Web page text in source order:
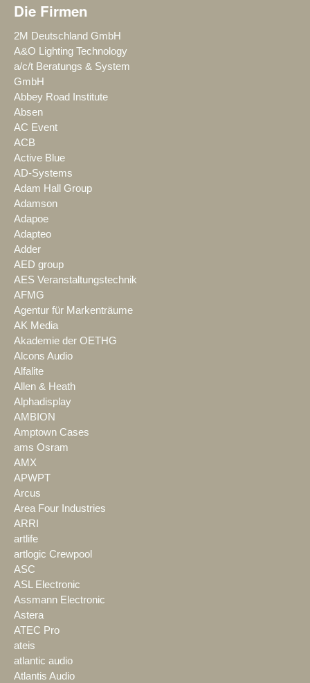
Die Firmen
2M Deutschland GmbH
A&O Lighting Technology
a/c/t Beratungs & System
GmbH
Abbey Road Institute
Absen
AC Event
ACB
Active Blue
AD-Systems
Adam Hall Group
Adamson
Adapoe
Adapteo
Adder
AED group
AES Veranstaltungstechnik
AFMG
Agentur für Markenträume
AK Media
Akademie der OETHG
Alcons Audio
Alfalite
Allen & Heath
Alphadisplay
AMBION
Amptown Cases
ams Osram
AMX
APWPT
Arcus
Area Four Industries
ARRI
artlife
artlogic Crewpool
ASC
ASL Electronic
Assmann Electronic
Astera
ATEC Pro
ateis
atlantic audio
Atlantis Audio